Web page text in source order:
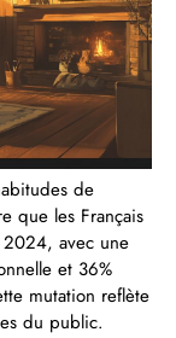
de
que les Français
2024, avec une
et 36%
mutation reflète
du public.